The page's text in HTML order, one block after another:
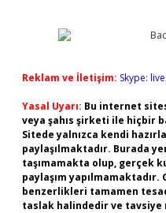
Reklam ve İletişim: Skype:
Yasal Uyarı: Bu internet
veya şahıs şirketi ile hiçbir
Sitede yalnızca kendi
paylaşılmaktadır. Burada
taşımamakta olup, gerçek
paylaşım
benzerlikleri tamamen
taslak halindedir ve tavsiye